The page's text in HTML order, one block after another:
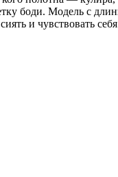
боди. Модель с
и чувствовать